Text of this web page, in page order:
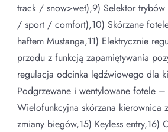
track / snow>wet),9) Selektor
/ sport / comfort),10) Skórzane
haftem Mustanga,11) Elektrycznie
przodu z funkcją zapamiętywania
regulacja odcinka lędźwiowego dla
Podgrzewane i wentylowane fotele
Wielofunkcyjna skórzana kierownica
zmiany biegów,15) Keyless entry,16)